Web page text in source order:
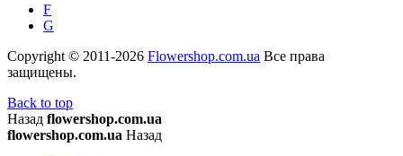
F
G
Copyright © 2011-2026 Flowershop.com.ua Все права
защищены.
Back to top
Назад flowershop.com.ua
flowershop.com.ua Назад